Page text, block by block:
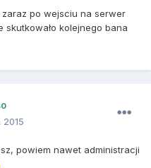
po wejsciu na serwer
skutkowało kolejnego bana
powiem nawet administracji